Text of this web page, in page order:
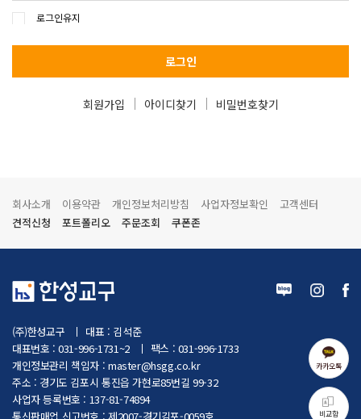
카카오톡
비교함
로그인유지
로그인
회원가입 아이디찾기 비밀번호찾기
회사소개 이용약관 개인정보처리방침 사업자정보확인
고객센터
견적신청
포트폴리오 주문조회 쿠폰존
(주)한성교구
대표 : 김석준
대표번호 : 031-996-1731~2
팩스 : 031-996-1733
개인정보관리 책임자 : master@hsgg.co.kr
주소 : 경기도 김포시 통진읍 가현로85번길 99-32
사업자 등록번호 : 137-81-74894